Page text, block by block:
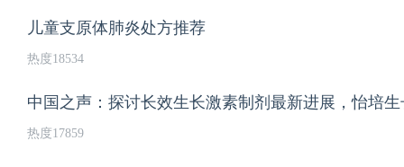
儿童支原体肺炎处方推荐
热度18534
中国之声：探讨长效生长激素制剂最新进展，怡培
热度17859